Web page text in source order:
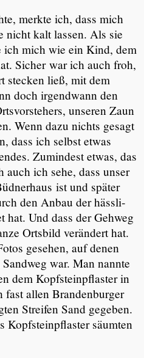
merkte ich, dass mich
nicht kalt lassen. Als sie
mich wie ein Kind, dem
Sicher war ich auch froh,
stecken ließ, mit dem
doch irgend­wann den
unseren Zaun
Wenn dazu nichts gesagt
dass ich selbst etwas
Zumindest etwas, das
ich sehe, dass unser
ist und später
den Anbau der hässli­
hat. Und dass der Gehweg
Ortsbild verändert hat.
gesehen, auf denen
war. Man nannte
dem Kopfstein­pflaster in
fast allen Branden­burger
Streifen Sand gegeben.
Kopfstein­pflaster säumten